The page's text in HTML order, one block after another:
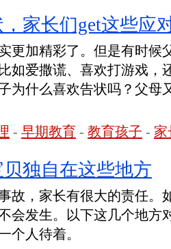
家长们get这些应
更加精彩了。但是有时候
如爱撒谎、喜欢打游戏，
为什么喜欢告状吗？父母
- 早期教育 - 教育孩子 - 家
独自在这些地方
故，家长有很大的责任。
会发生。以下这几个地方
个人待着。